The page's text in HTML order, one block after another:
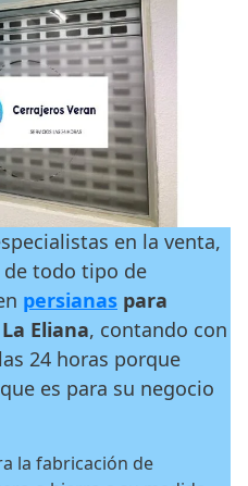
en la venta,
todo tipo de
persianas para
Eliana, contando con
24 horas porque
es para su negocio
la fabricación de